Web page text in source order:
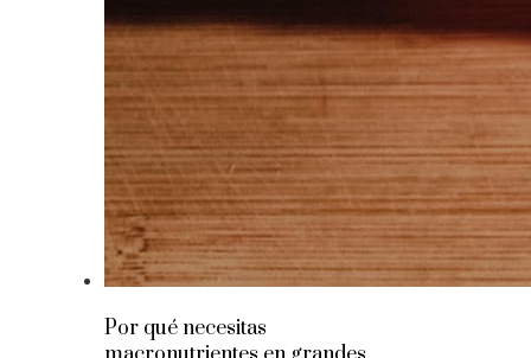
Por qué necesitas